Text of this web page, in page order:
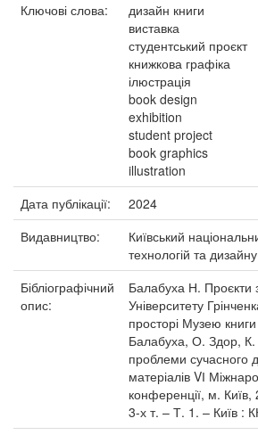
Ключові слова:
дизайн книги
виставка
студентський проєкт
книжкова графіка
ілюстрація
book design
exhibition
student project
book graphics
illustration
Дата публікації:
2024
Видавництво:
Київський
технологій та дизайну
Бібліографічний
опис:
Балабуха Н. Проєкти
Університету
просторі Музею
Балабуха, О. Здор, К.
проблеми сучасного
матеріалів VІ
конференції, м. Київ,
3-х т. – Т. 1. – Київ :